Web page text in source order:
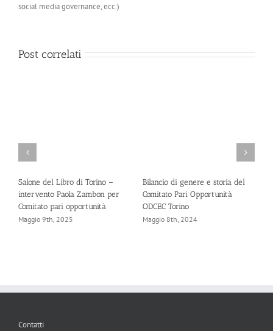
social media governance, ecc.)
Post correlati
Salone del Libro di Torino –
intervento Paola Zambon per
Comitato pari opportunità
Maggio 9th, 2025
Bilancio di genere e storia del
Comitato Pari Opportunità
ODCEC Torino
Maggio 8th, 2024
Contatti